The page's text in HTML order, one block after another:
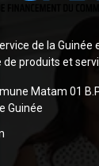
de la Guinée
produits et
Matam 01
Guinée